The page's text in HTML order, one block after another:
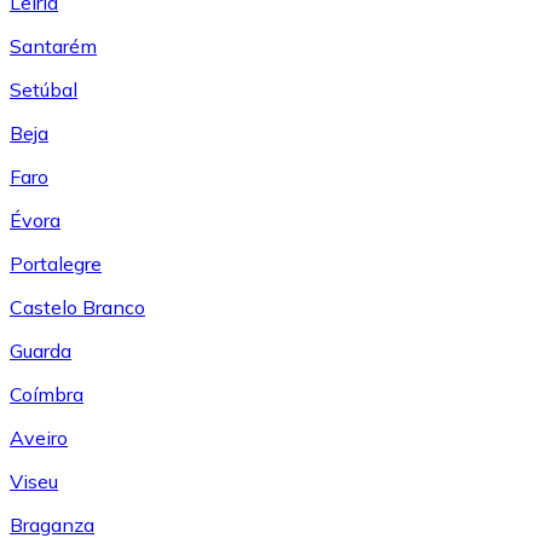
Santarém
Setúbal
Beja
Faro
Évora
Portalegre
Castelo Branco
Guarda
Coímbra
Aveiro
Viseu
Braganza